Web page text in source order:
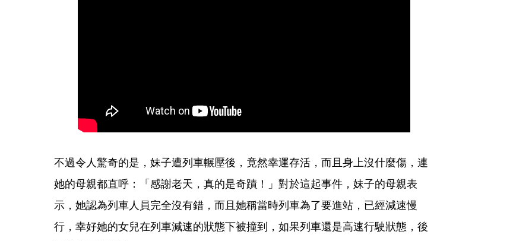
不過令人驚奇的是，妹子遭列車輾壓後，竟然幸運存活，而且身上沒什麼傷，連
她的母親都直呼：「感謝老天，真的是奇蹟！」對於這起事件，妹子的母親表
示，她認為列車人員完全沒有錯，而且她稱當時列車為了要進站，已經減速慢
行，幸好她的女兒在列車減速的狀態下被撞到，如果列車還是高速行駛狀態，後